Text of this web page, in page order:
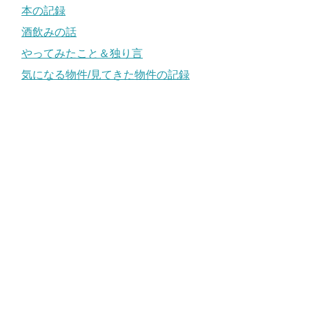
本の記録
酒飲みの話
やってみたこと＆独り言
気になる物件/見てきた物件の記録